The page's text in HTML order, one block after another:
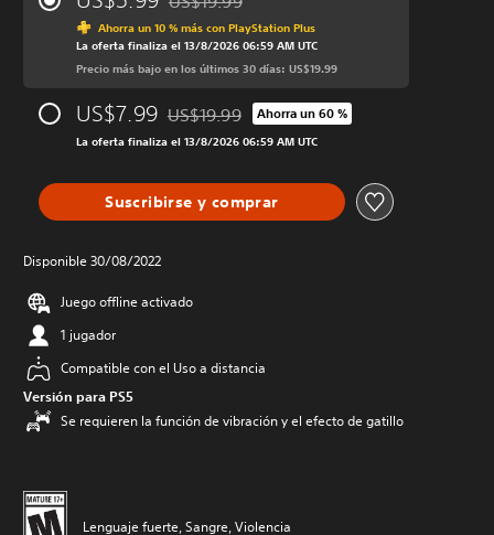
Rebajado del precio original de US$19.99
Ahorra un 10 % más con PlayStation Plus
La oferta finaliza el 13/8/2026 06:59 AM UTC
Precio más bajo en los últimos 30 días: US$19.99
US$7.99 Rebajado del precio original de US$19.99
US$19.99 Ahorra un 60 %
La oferta finaliza el 13/8/2026 06:59 AM UTC
Suscribirse y comprar
Disponible 30/08/2022
Juego offline activado
1 jugador
Compatible con el Uso a distancia
Versión para PS5
Se requieren la función de vibración y el efecto de gatillo
Lenguaje fuerte, Sangre, Violencia